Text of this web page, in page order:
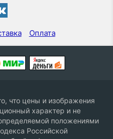
Оплата
что цены и изображения
характер и не
положениями
Российской